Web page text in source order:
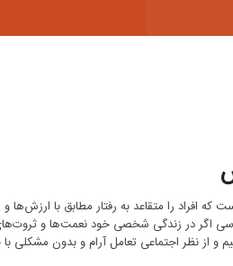
افراد را متقاعد به رفتار مطابق با ارزش‌ها
اگر در زندگی شخصی خود نعمت‌ها و
و از نظر اجتماعی تعامل آرام و بدون مشکلی با